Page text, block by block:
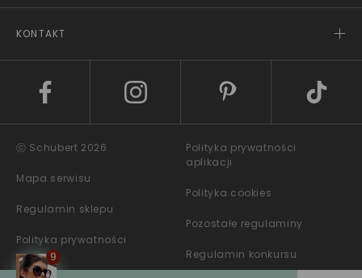
KONTAKT
ⓒ Schubert 2026
Mapa serwisu
Regulamin sklepu
Polityka prywatności
Polityka prywatności
aplikacji
Polityka cookies
Pozostałe regulaminy
Regulamin konkursu